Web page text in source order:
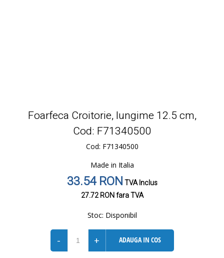
Foarfeca Croitorie, lungime 12.5 cm,
Cod: F71340500
Cod: F71340500
Made in Italia
33.54 RONTVA Inclus
27.72 RONfara TVA
Stoc: Disponibil
- + ADAUGA IN COS